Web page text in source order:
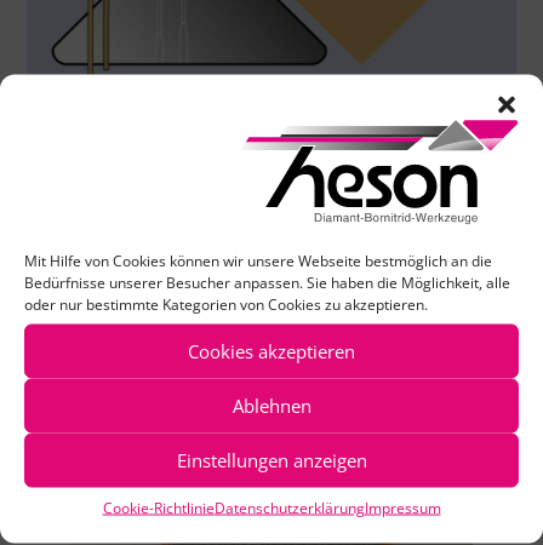
Mit Hilfe von Cookies können wir unsere Webseite bestmöglich an die
Bedürfnisse unserer Besucher anpassen. Sie haben die Möglichkeit, alle
oder nur bestimmte Kategorien von Cookies zu akzeptieren.
Cookies akzeptieren
Ablehnen
Einstellungen anzeigen
Cookie-RichtlinieDatenschutzerklärungImpressum